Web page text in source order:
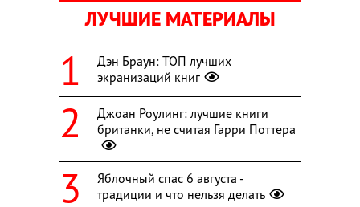
ЛУЧШИЕ МАТЕРИАЛЫ
Дэн Браун: ТОП лучших
экранизаций книг
Джоан Роулинг: лучшие книги
британки, не считая Гарри Поттера
Яблочный спас 6 августа -
традиции и что нельзя делать